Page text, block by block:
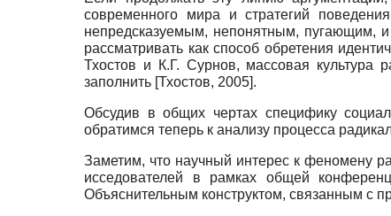
современного мира и стратегий
непредсказуемым, непонятным, пугающим, и
рассматривать как способ обретения
Тхостов и К.Г. Сурнов, массовая культура
заполнить [Тхостов, 2005].
Обсудив в общих чертах специфику
обратимся теперь к анализу процесса
Заметим, что научный интерес к феномену
исседователей в рамках общей
Объяснительным конструктом, связанным с